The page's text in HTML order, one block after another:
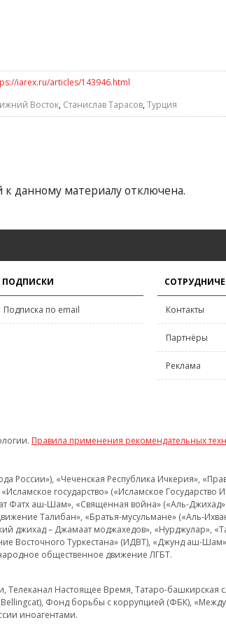
iarex.ru/articles/143946.html
Восток, Станислав Тарасов, Турция
данному материалу отключена.
ПОДПИСКИ
Подписка по email Контакты
Партнёры
Реклама
Правила применения рекомендательных
«Чеченская Республика Ичкерия»,
государство» («Исламское
аш-Шам», «Священная война» («Аль-Джихад»
Талибан», «Братья-мусульмане» («Аль-
джихад – Джамаат моджахедов», «Нурджулар»,
Восточного Туркестана» (ИДВТ), «Джунд аш-
общественное движение ЛГБТ.
Телеканал Настоящее Время, Татаро-
Фонд борьбы с коррупцией (ФБК),
иноагентами.